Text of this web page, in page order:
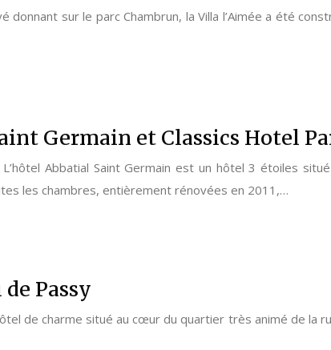
donnant sur le parc Chambrun, la Villa l’Aimée a été
Germain et Classics Hotel
L’hôtel Abbatial Saint Germain est un hôtel 3 étoiles
les chambres, entièrement rénovées en 2011,…
Passy
de charme situé au cœur du quartier très animé de la